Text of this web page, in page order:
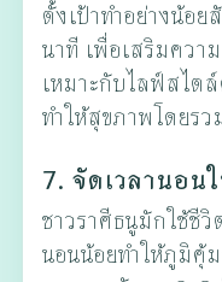
ตั้งเป้าทำอย่างน้อ
นาที เพื่อเสริมควา
เหมาะกับไลฟ์สไต
ทำให้สุขภาพโดยรว
7. จัดเวลานอน
ชาวราศีธนูมักใช้ชี
นอนน้อยทำให้ภูมิคุ้